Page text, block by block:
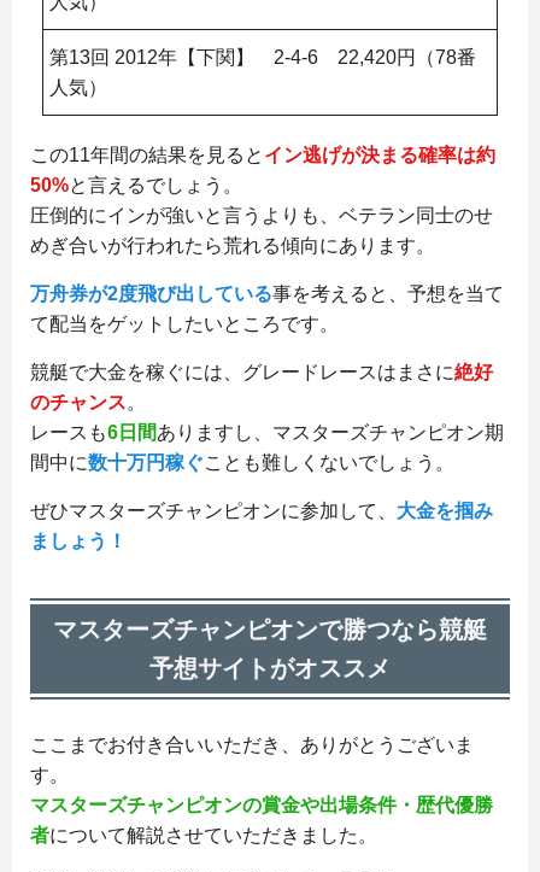
第13回 2012年【下関】 2-4-6 22,420円（78番
人気）
この11年間の結果を見ると イン逃げが決まる確率は約
50%と言えるでしょう。
圧倒的にインが強いと言うよりも、ベテラン同士のせ
めぎ合いが行われたら荒れる傾向にあります。
万舟券が2度飛び出している事を考えると、予想を当て
て配当をゲットしたいところです。
競艇で大金を稼ぐには、グレードレースはまさに絶好
のチャンス。
レースも6日間ありますし、マスターズチャンピオン期
間中に数十万円稼ぐことも難しくないでしょう。
ぜひマスターズチャンピオンに参加して、 大金を掴み
ましょう！
マスターズチャンピオンで勝つなら競艇
予想サイトがオススメ
ここまでお付き合いいただき、ありがとうございま
す。
マスターズチャンピオンの賞金や出場条件・歴代優勝
者について解説させていただきました。